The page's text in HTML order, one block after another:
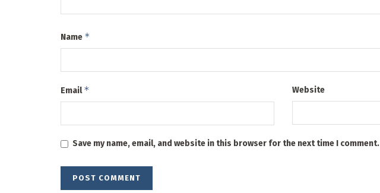
Name *
Email* Website
Save my name, email, and website in this browser for the next time I comment.